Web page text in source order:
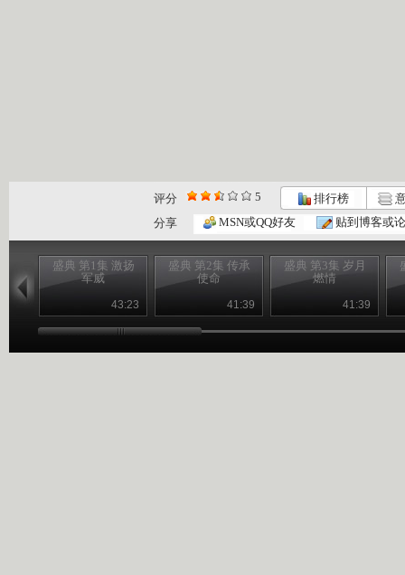
评分 5 排行榜
分享
MSN或QQ好友 贴到博客或
盛典 第1集 激扬
军威
43:23
盛典 第2集 传承
使命
41:39
盛典 第3集 岁月
燃情
41:39